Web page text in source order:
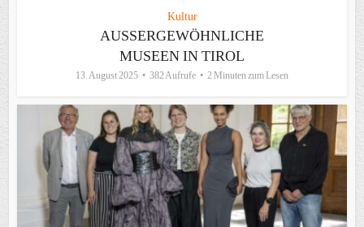
Kultur
AUSSERGEWÖHNLICHE M
USEEN IN TIROL
13. August 2025 382 Aufrufe 2 Minuten zum Lesen